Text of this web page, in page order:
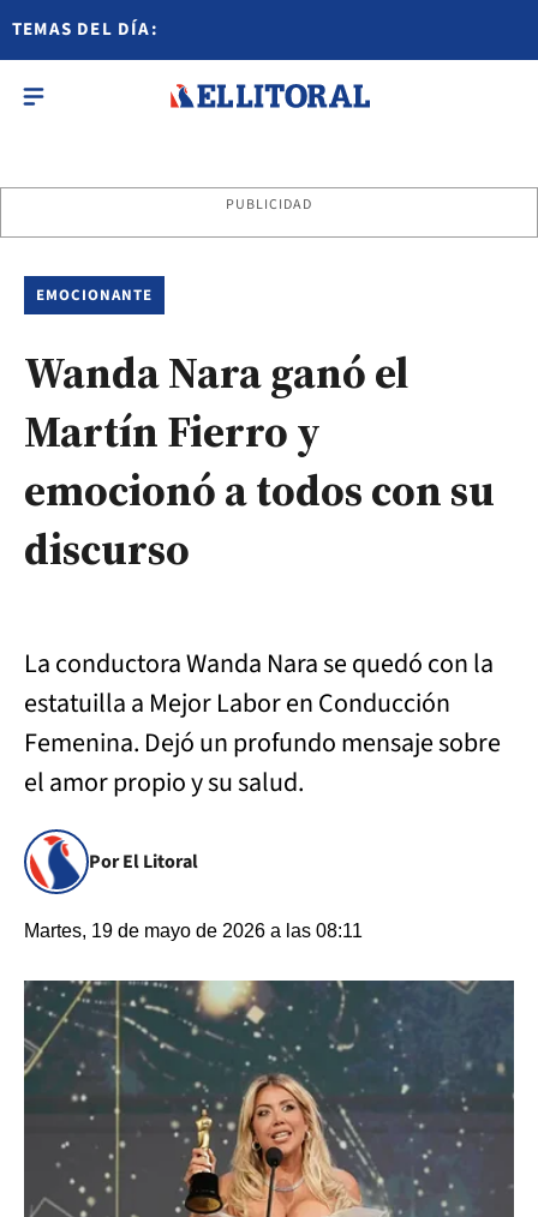
TEMAS DEL DÍA:
PUBLICIDAD
EMOCIONANTE
Wanda Nara ganó el
Martín Fierro y
emocionó a todos con su
discurso
La conductora Wanda Nara se quedó con la
estatuilla a Mejor Labor en Conducción
Femenina. Dejó un profundo mensaje sobre
el amor propio y su salud.
Por El Litoral
Martes, 19 de mayo de 2026 a las 08:11